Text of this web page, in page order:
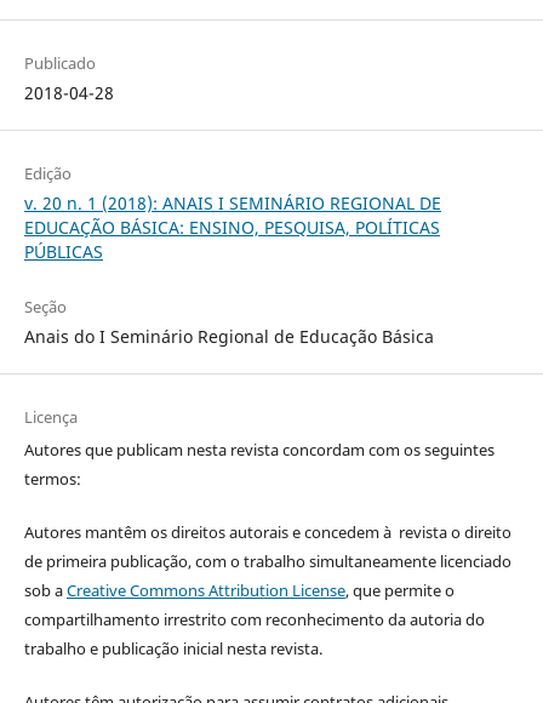
Publicado
2018-04-28
Edição
v. 20 n. 1 (2018): ANAIS I SEMINÁRIO REGIONAL DE
EDUCAÇÃO BÁSICA: ENSINO, PESQUISA, POLÍTICAS
PÚBLICAS
Seção
Anais do I Seminário Regional de Educação Básica
Licença
Autores que publicam nesta revista concordam com os seguintes
termos:
Autores mantêm os direitos autorais e concedem à revista o direito
de primeira publicação, com o trabalho simultaneamente licenciado
sob aCreative Commons Attribution License, que permite o
compartilhamento irrestrito com reconhecimento da autoria do
trabalho e publicação inicial nesta revista.